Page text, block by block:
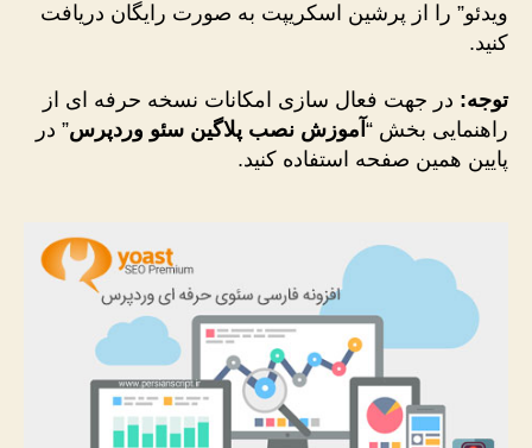
ویدئو” را از پرشین اسکریپت به صورت رایگان دریافت
کنید.
توجه: در جهت فعال سازی امکانات نسخه حرفه ای از
راهنمایی بخش “ آموزش نصب پلاگین سئو وردپرس” در
پایین همین صفحه استفاده کنید.